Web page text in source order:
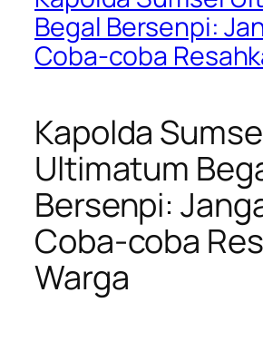
Begal Bersenpi:
Coba-coba
Kapolda
Ultimatum
Bersenpi:
Coba-coba
Warga